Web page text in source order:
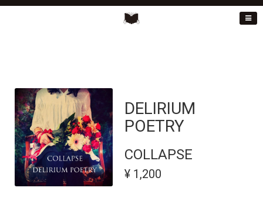
DELIRIUM
POETRY
COLLAPSE
¥ 1,200